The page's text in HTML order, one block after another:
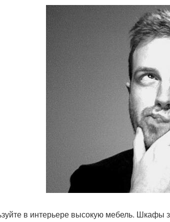
в интерьере высокую мебель. Шкафы